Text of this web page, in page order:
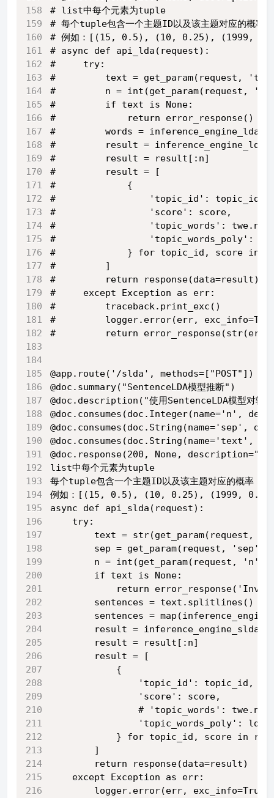
# list中每个元素为tuple
# 每个tuple包含一个主题ID以及该主题对应的概率
# 例如：[(15, 0.5), (10, 0.25), (1999,
# async def api_lda(request):
#     try:
#         text = get_param(request,
#         n = int(get_param(request,
#         if text is None:
#             return error_response()
#         words =
#         result =
#         result = result[:n]
#         result = [
#             {
#                 'topic_id': topic_id,
#                 'score': score,
#                 'topic_words':
#                 'topic_words_poly':
#             } for topic_id, score in
#         ]
#         return response(data=result)
#     except Exception as err:
#         traceback.print_exc()
#         logger.error(err,
#         return
@app.route('/slda', methods=["POST"])
@doc.summary("SentenceLDA模型推断")
@doc.description("使用SentenceLDA模型对输入
@doc.consumes(doc.Integer(name='n',
@doc.consumes(doc.String(name='sep',
@doc.consumes(doc.String(name='text',
@doc.response(200, None, description="""返
list中每个元素为tuple
每个tuple包含一个主题ID以及该主题对应的概率，按
例如：[(15, 0.5), (10, 0.25), (1999,
async def api_slda(request):
    try:
text = str(get_param(request,
        sep = get_param(request, 'sep')
n = int(get_param(request, 'n',
        if text is None:
return
sentences = text.splitlines()
sentences =
result =
        result = result[:n]
        result = [
            {
                'topic_id': topic_id,
                'score': score,
# 'topic_words':
'topic_words_poly':
} for topic_id, score in
        ]
        return response(data=result)
    except Exception as err:
        logger.error(err, exc_info=True)